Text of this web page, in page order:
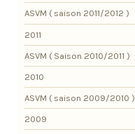
ASVM ( saison 2011/2012 )
2011
ASVM ( Saison 2010/2011 )
2010
ASVM ( saison 2009/2010 )
2009